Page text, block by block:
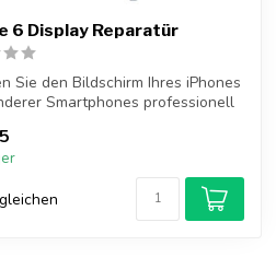
6 Display Reparatür
Sie den Bildschirm Ihres iPhones
Smartphones professionell